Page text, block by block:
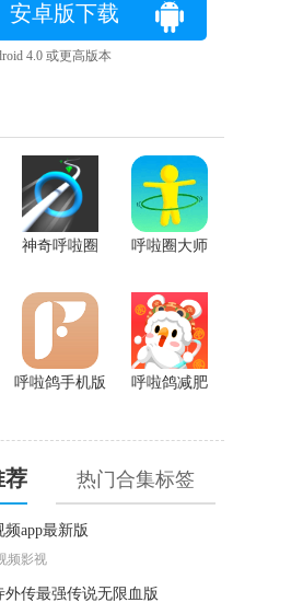
安卓版下载
4.0 或更高版本
呼啦圈大师
神奇呼啦圈
呼啦鸽减肥
呼啦鸽手机版
荐 热门合集标签
频app最新版
频影视
外传最强传说无限血版